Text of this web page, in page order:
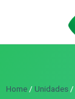
Home / Unidades /